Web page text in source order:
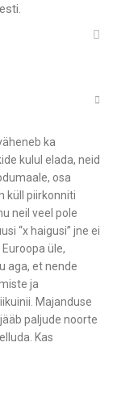
ka
kulul elada, neid
osa
küll piirkonniti
neil veel pole
“x haigusi” jne ei
üle,
aga, et nende
ja
Majanduse
paljude noorte
Kas